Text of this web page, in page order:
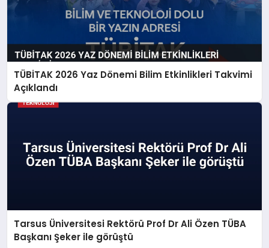
TÜBİTAK 2026 Yaz Dönemi Bilim Etkinlikleri Takvimi
Açıklandı
Tarsus Üniversitesi Rektörü Prof Dr Ali Özen TÜBA
Başkanı Şeker ile görüştü